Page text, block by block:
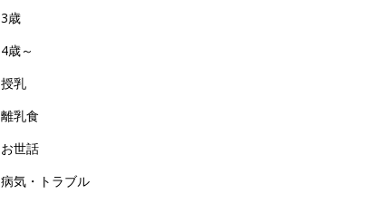
3歳
4歳～
授乳
離乳食
お世話
病気・トラブル